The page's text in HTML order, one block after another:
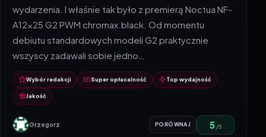
wydarzenia. I właśnie tak było z premierą Noctua NF-
A12x25 G2 PWM chromax.black. Od momentu
debiutu standardowych modeli G2 praktycznie
wszyscy zadawali sobie jedno…
Wybór redakcji Super opłacalność Top wydajność
Jakość
Grzegorz PORÓWNAJ 5 /5